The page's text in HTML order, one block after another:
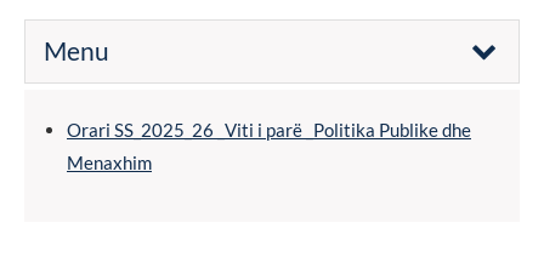
Menu
Orari SS_2025_26 _Viti i parë _Politika Publike dhe
Menaxhim